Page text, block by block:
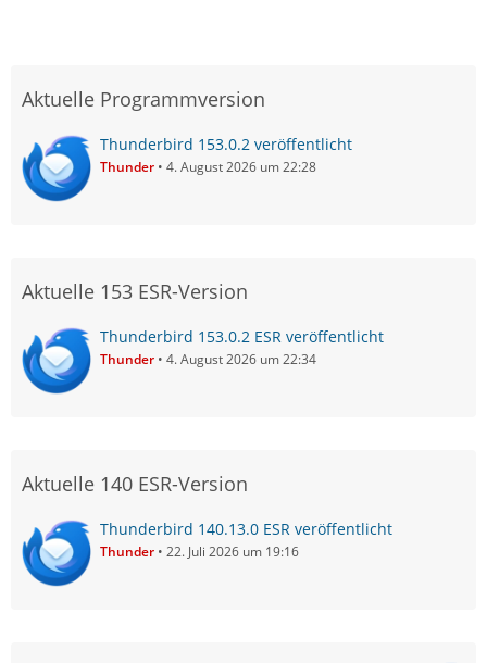
Aktuelle Programmversion
Thunderbird 153.0.2 veröffentlicht
Thunder 4. August 2026 um 22:28
Aktuelle 153 ESR-Version
Thunderbird 153.0.2 ESR veröffentlicht
Thunder 4. August 2026 um 22:34
Aktuelle 140 ESR-Version
Thunderbird 140.13.0 ESR veröffentlicht
Thunder 22. Juli 2026 um 19:16